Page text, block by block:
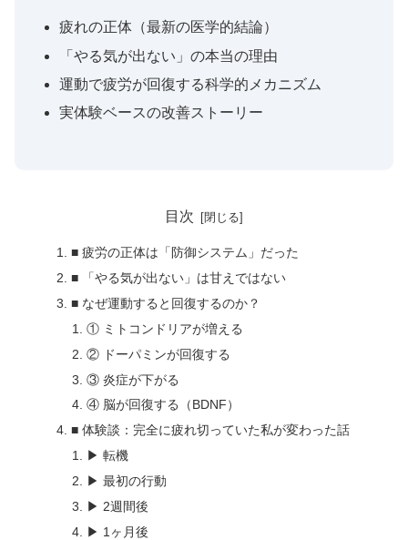
疲れの正体（最新の医学的結論）
「やる気が出ない」の本当の理由
運動で疲労が回復する科学的メカニズム
実体験ベースの改善ストーリー
目次
■ 疲労の正体は「防御システム」だった
■ 「やる気が出ない」は甘えではない
■ なぜ運動すると回復するのか？
① ミトコンドリアが増える
② ドーパミンが回復する
③ 炎症が下がる
④ 脳が回復する（BDNF）
■ 体験談：完全に疲れ切っていた私が変わった話
▶ 転機
▶ 最初の行動
▶ 2週間後
▶ 1ヶ月後